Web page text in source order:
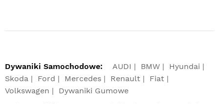
Dywaniki Samochodowe: AUDI BMW
Hyundai
Skoda
Ford Mercedes Renault
Fiat
Volkswagen
Dywaniki Gumowe